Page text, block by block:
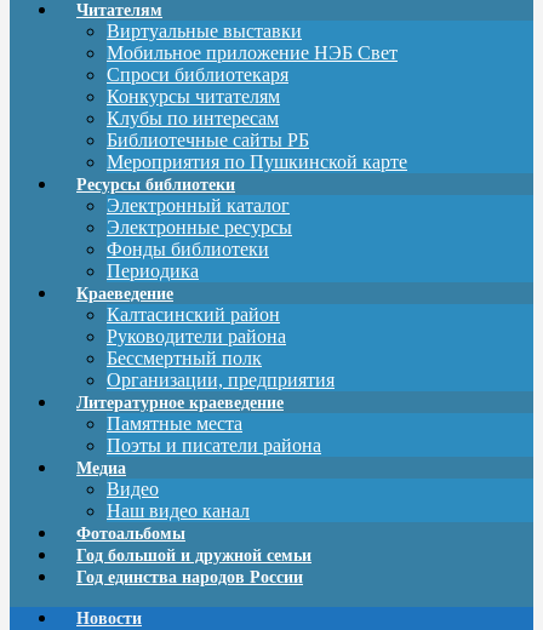
Читателям
Виртуальные выставки
Мобильное приложение НЭБ Свет
Спроси библиотекаря
Конкурсы читателям
Клубы по интересам
Библиотечные сайты РБ
Мероприятия по Пушкинской карте
Ресурсы библиотеки
Электронный каталог
Электронные ресурсы
Фонды библиотеки
Периодика
Краеведение
Калтасинский район
Руководители района
Бессмертный полк
Организации, предприятия
Литературное краеведение
Памятные места
Поэты и писатели района
Медиа
Видео
Наш видео канал
Фотоальбомы
Год большой и дружной семьи
Год единства народов России
Новости